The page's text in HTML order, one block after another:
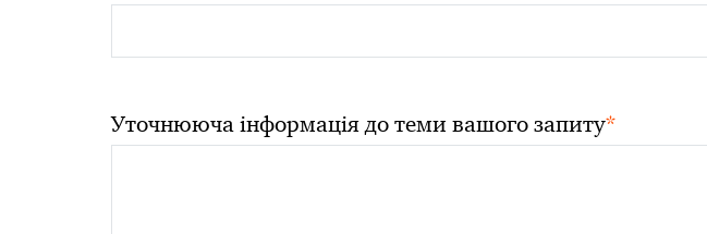
Уточнююча інформація до теми вашого запиту*